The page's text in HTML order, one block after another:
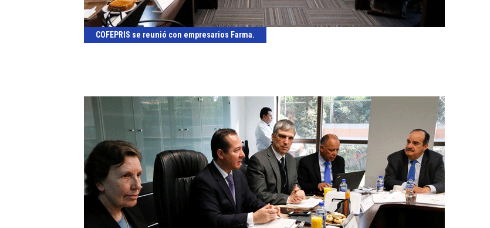
COFEPRIS se reunió con empresarios Farma.